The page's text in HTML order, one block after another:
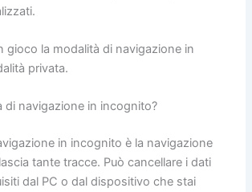
gioco la modalità di navigazione in
privata.
di navigazione in incognito?
in incognito è la navigazione
tante tracce. Può cancellare i dati
dal PC o dal dispositivo che stai